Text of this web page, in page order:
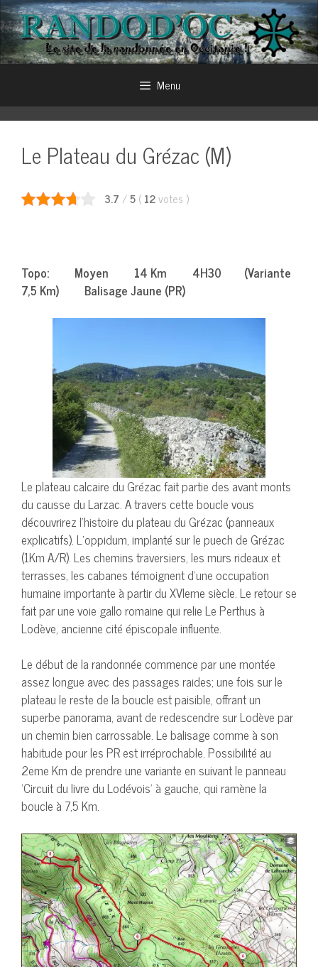
Aller
au
contenu
Menu
Le Plateau du Grézac (M)
3.7 /5 ( 12votes )
Topo: Moyen 14 Km 4H30 (Variante
7,5 Km) Balisage Jaune (PR)
Le plateau calcaire du Grézac fait partie des avant monts
du causse du Larzac. A travers cette boucle vous
découvrirez l’histoire du plateau du Grézac (panneaux
explicatifs). L’oppidum, implanté sur le puech de Grézac
(1Km A/R). Les chemins traversiers, les murs rideaux et
terrasses, les cabanes témoignent d’une occupation
humaine importante à partir du XVIeme siècle. Le retour se
fait par une voie gallo romaine qui relie Le Perthus à
Lodève, ancienne cité épiscopale influente.
Le début de la randonnée commence par une montée
assez longue avec des passages raides; une fois sur le
plateau le reste de la boucle est paisible, offrant un
superbe panorama, avant de redescendre sur Lodève par
un chemin bien carrossable. Le balisage comme à son
habitude pour les PR est irréprochable. Possibilité au
2eme Km de prendre une variante en suivant le panneau
‘Circuit du livre du Lodévois’ à gauche, qui ramène la
boucle à 7,5 Km.